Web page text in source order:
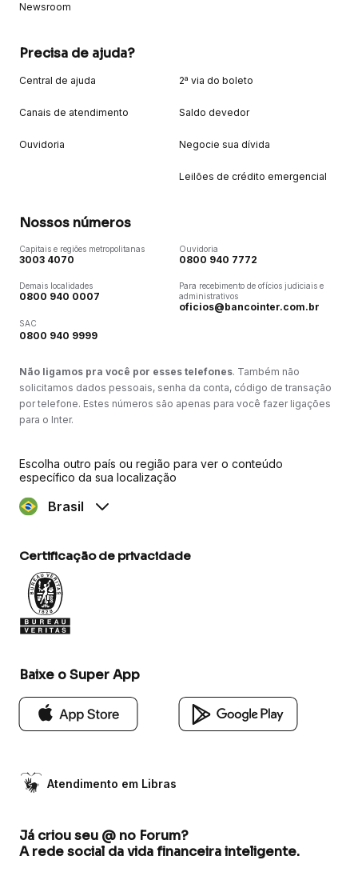
Newsroom
Precisa de ajuda?
Central de ajuda
Canais de atendimento
Ouvidoria
2ª via do boleto
Saldo devedor
Negocie sua dívida
Leilões de crédito emergencial
Nossos números
Capitais e regiões metropolitanas
3003 4070
Demais localidades
0800 940 0007
SAC
0800 940 9999
Ouvidoria
0800 940 7772
Para recebimento de ofícios judiciais e
administrativos
oficios@bancointer.com.br
Não ligamos pra você por esses telefones. Também não
solicitamos dados pessoais, senha da conta, código de transação
por telefone. Estes números são apenas para você fazer ligações
para o Inter.
Escolha outro país ou região para ver o conteúdo
específico da sua localização
Brasil
Certificação de privacidade
Baixe o Super App
Atendimento em Libras
Já criou seu @ no Forum?
A rede social da vida financeira inteligente.